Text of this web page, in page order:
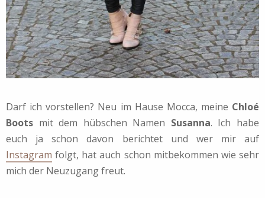
Darf ich vorstellen? Neu im Hause Mocca, meine Chloé
Boots mit dem hübschen Namen Susanna. Ich habe
euch ja schon davon berichtet und wer mir auf
Instagram folgt, hat auch schon mitbekommen wie sehr
mich der Neuzugang freut.